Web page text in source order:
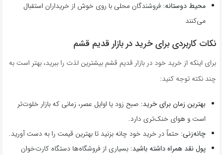
محیط دوستانه: فروشندگان محلی با روی خوش از خریداران استقبال
می‌کنند
نکات کاربردی برای خرید در بازار قدیم قشم
برای اینکه از خرید خود در بازار قدیم قشم بیشترین لذت را ببرید، بهتر است به
چند نکته توجه کنید:
بهترین زمان برای خرید: صبح زود یا اوایل عصر، زمانی که بازار خلوت‌تر
است و هوای خنک‌تری دارد.
چانه‌زنی: حتماً در خرید خود چانه بزنید تا بهترین قیمت را به دست آورید.
پول نقد همراه داشته باشید: بسیاری از فروشگاه‌ها دستگاه کارت‌خوان